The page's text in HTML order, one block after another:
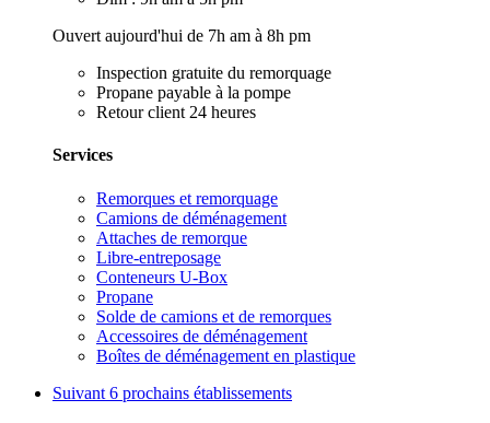
Ouvert aujourd'hui de 7h am à 8h pm
Inspection gratuite du remorquage
Propane payable à la pompe
Retour client 24 heures
Services
Remorques et remorquage
Camions de déménagement
Attaches de remorque
Libre-entreposage
Conteneurs U-Box
Propane
Solde de camions et de remorques
Accessoires de déménagement
Boîtes de déménagement en plastique
Suivant 6 prochains établissements